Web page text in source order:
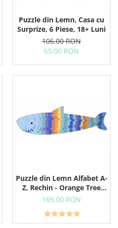
Puzzle din Lemn, Casa cu
Surprize, 6 Piese, 18+ Luni
106,00 RON
65,00 RON
Puzzle din Lemn Alfabet A-
Z, Rechin - Orange Tree
Toys
169,00 RON